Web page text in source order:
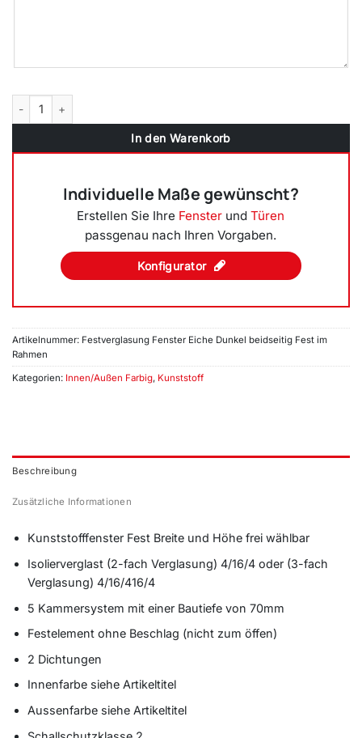
Festverglasung Fenster Eiche Dunkel beidseitig Fest im Rahmen
In den Warenkorb
Individuelle Maße gewünscht?
Erstellen Sie Ihre Fenster undTüren
passgenau nach Ihren Vorgaben.
Konfigurator
Artikelnummer: Festverglasung Fenster Eiche Dunkel beidseitig Fest im
Rahmen
Kategorien: Innen/Außen Farbig, Kunststoff
Beschreibung
Zusätzliche Informationen
Kunststofffenster Fest Breite und Höhe frei wählbar
Isolierverglast (2-fach Verglasung) 4/16/4 oder (3-fach
Verglasung) 4/16/416/4
5 Kammersystem mit einer Bautiefe von 70mm
Festelement ohne Beschlag (nicht zum öffen)
2 Dichtungen
Innenfarbe siehe Artikeltitel
Aussenfarbe siehe Artikeltitel